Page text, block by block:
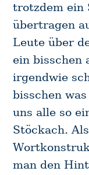
trotzdem ein
übertragen
Leute über
ein bisschen
irgendwie
bisschen
uns alle so
Stöckach.
man den